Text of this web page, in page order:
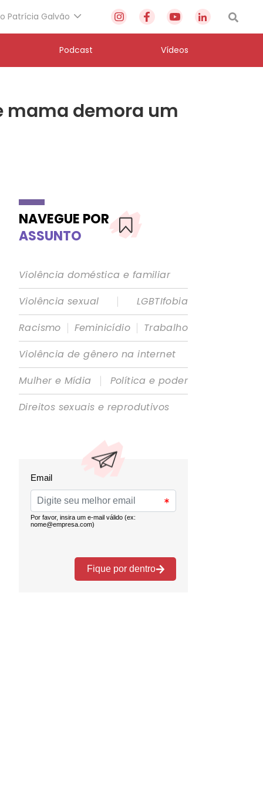
Patrícia Galvão
Podcast Vídeos
mama demora um
NAVEGUE POR
ASSUNTO
Violência doméstica e familiar
Violência sexual
|
LGBTIfobia
Racismo | Feminicídio | Trabalho
Violência de gênero na internet
Mulher e Mídia
|
Política e poder
Direitos sexuais e reprodutivos